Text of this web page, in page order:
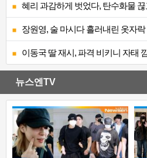
혜리 과감하게 벗었다, 탄수화물 끊
장원영, 술 마시다 흘러내린 옷자
이동국 딸 재시, 파격 비키니 자태
뉴스엔TV